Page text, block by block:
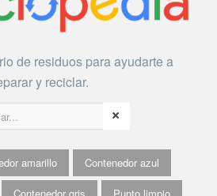
de residuos para ayudarte a
y reciclar.
amarillo Contenedor azul